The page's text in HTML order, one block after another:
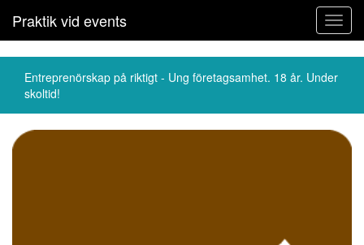
Praktik vid events
Entreprenörskap på riktigt - Ung företagsamhet. 18 år. Under
skoltid!